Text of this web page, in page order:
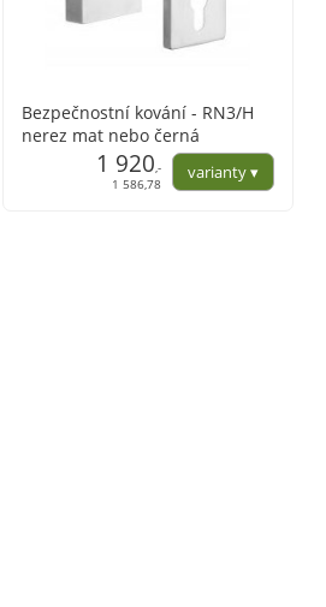
Bezpečnostní kování - RN3/H
nerez mat nebo černá
1 920,-
1 586,78